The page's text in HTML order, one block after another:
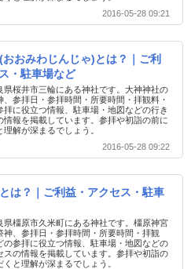
2016-05-28 09:21
おみわじんじゃ)とは？｜ご利
・駐車場など
県桜井市三輪にある神社です。大神神社の
、参拝日・参拝時間・所要時間・拝観料・
拝に役立つ情報、駐車場・地図などの行き
情報を掲載しています。参拝や初詣の前に
理解が深まるでしょう。
2016-05-28 09:22
は？｜ご利益・アクセス・駐車
県橿原市久米町にある神社です。橿原神宮
神、参拝日・参拝時間・所要時間・拝観
の参拝に役立つ情報、駐車場・地図などの
スの情報を掲載しています。参拝や初詣の
と理解が深まるでしょう。